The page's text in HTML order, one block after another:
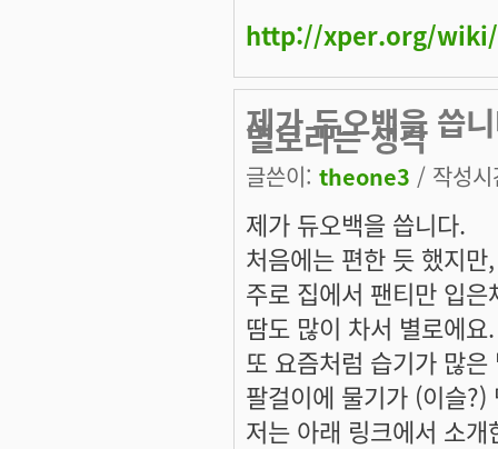
http://xper.org/wiki/
제가 듀오백을 씁
별로라는 생각
글쓴이: theone3 / 작성
제가 듀오백을 씁니다.
처음에는 편한 듯 했지
주로 집에서 팬티만 입
땀도 많이 차서 별로에요.
또 요즘처럼 습기가 많
팔걸이에 물기가 (이슬
저는 아래 링크에서 소